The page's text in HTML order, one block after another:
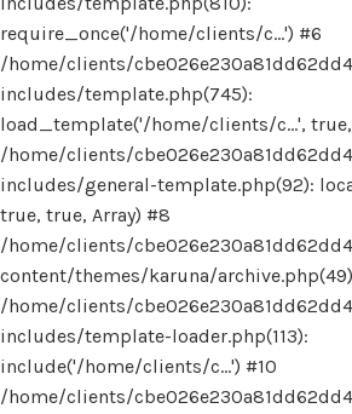
require_once('/home/clients/c...') #6
/home/clients/
includes/template.php(745):
load_template('/home/clients/c...', true,
/home/clients/
includes/general-template.php(92):
true, true, Array) #8
/home/clients/
content/themes/karuna/
/home/clients/
includes/template-loader.php(113):
include('/home/clients/c...') #10
/home/clients/